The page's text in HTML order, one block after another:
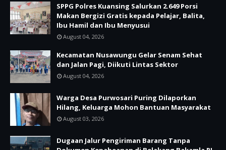
SPPG Polres Kuansing Salurkan 2.649 Porsi
Makan Bergizi Gratis kepada Pelajar, Balita,
Ibu Hamil dan Ibu Menyusui
August 04, 2026
Kecamatan Nusawungu Gelar Senam Sehat
dan Jalan Pagi, Diikuti Lintas Sektor
August 04, 2026
Warga Desa Purwosari Puring Dilaporkan
Hilang, Keluarga Mohon Bantuan Masyarakat
August 03, 2026
Dugaan Jalur Pengiriman Barang Tanpa